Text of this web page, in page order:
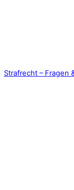
Strafrecht – Fragen